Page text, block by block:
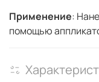
Применение:
помощью